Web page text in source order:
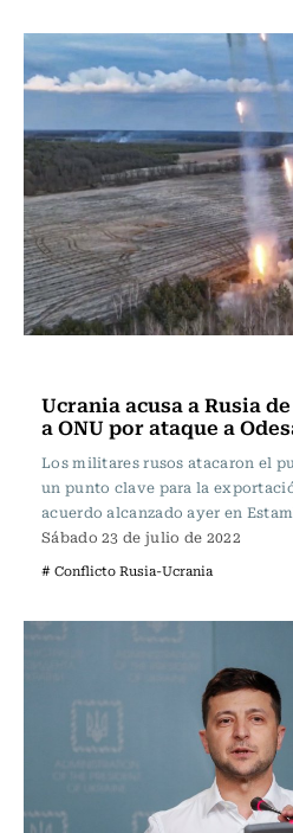
Ucrania acusa a Rusia
a ONU por ataque a
Los militares rusos atacaron el
un punto clave para la
acuerdo alcanzado ayer en
Sábado 23 de julio de 2022
# Conflicto Rusia-Ucrania